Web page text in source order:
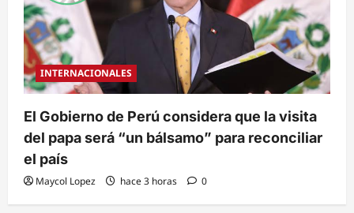
INTERNACIONALES
El Gobierno de Perú considera que la visita
del papa será “un bálsamo” para reconciliar
el país
Maycol Lopez hace 3 horas 0